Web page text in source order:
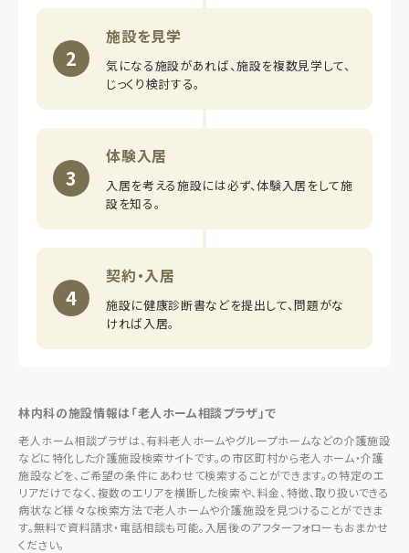
2
施設を見学
気になる施設があれば、施設を複数見学して、
じっくり検討する。
3
体験入居
入居を考える施設には必ず、体験入居をして施
設を知る。
4
契約・入居
施設に健康診断書などを提出して、問題がな
ければ入居。
林内科の施設情報は「老人ホーム相談プラザ」で
老人ホーム相談プラザは、有料老人ホームやグループホームなどの介護施設
などに特化した介護施設検索サイトです。の市区町村から老人ホーム・介護
施設などを、ご希望の条件にあわせて検索することができます。の特定のエ
リアだけでなく、複数のエリアを横断した検索や、料金、特徴、取り扱いできる
病状など様々な検索方法で老人ホームや介護施設を見つけることができま
す。無料で資料請求・電話相談も可能。入居後のアフターフォローもおまかせ
ください。